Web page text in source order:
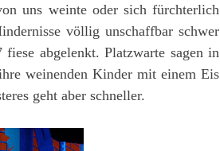
uns weinte oder sich fürchterlich
völlig unschaffbar schwer
abgelenkt. Platzwarte sagen in
weinenden Kinder mit einem Eis
geht aber schneller.